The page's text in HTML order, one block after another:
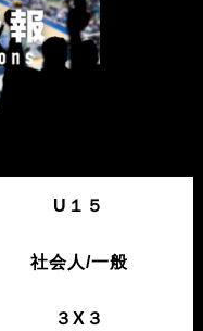
U１５
社会人/一般
３X３